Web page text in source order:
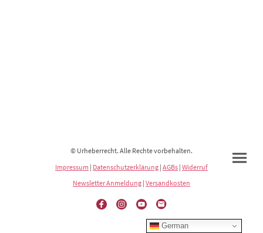
© Urheberrecht. Alle Rechte vorbehalten.
Impressum | Datenschutzerklärung | AGBs | Widerruf
Newsletter Anmeldung | Versandkosten
German